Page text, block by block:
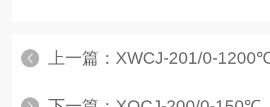
上一篇： XWCJ-201/0-